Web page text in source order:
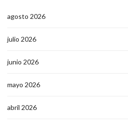
agosto 2026
julio 2026
junio 2026
mayo 2026
abril 2026